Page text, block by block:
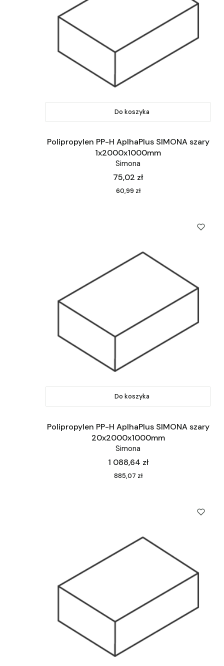
Do koszyka
Polipropylen PP-H AplhaPlus SIMONA szary
1x2000x1000mm
Simona
Cena
75,02 zł
Cena
60,99 zł
Do koszyka
Polipropylen PP-H AplhaPlus SIMONA szary
20x2000x1000mm
Simona
Cena
1 088,64 zł
Cena
885,07 zł